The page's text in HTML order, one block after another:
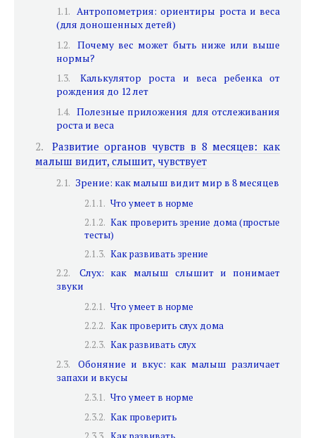
Антропометрия: ориентиры роста и веса
(для доношенных детей)
Почему вес может быть ниже или выше
нормы?
Калькулятор роста и веса ребенка от
рождения до 12 лет
Полезные приложения для отслеживания
роста и веса
Развитие органов чувств в 8 месяцев: как
малыш видит, слышит, чувствует
Зрение: как малыш видит мир в 8 месяцев
Что умеет в норме
Как проверить зрение дома (простые
тесты)
Как развивать зрение
Слух: как малыш слышит и понимает
звуки
Что умеет в норме
Как проверить слух дома
Как развивать слух
Обоняние и вкус: как малыш различает
запахи и вкусы
Что умеет в норме
Как проверить